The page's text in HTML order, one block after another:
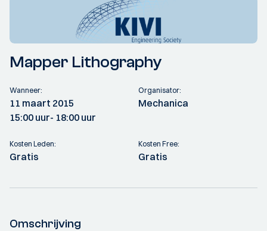
Mapper Lithography
Wanneer:
11 maart 2015
15:00 uur- 18:00 uur
Organisator:
Mechanica
Kosten Leden:
Gratis
Kosten Free:
Gratis
Omschrijving